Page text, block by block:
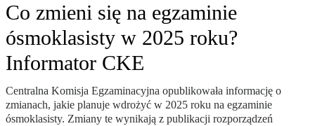
Co zmieni się na egzaminie
ósmoklasisty w 2025 roku?
Informator CKE
Centralna Komisja Egzaminacyjna opublikowała informację o
zmianach, jakie planuje wdrożyć w 2025 roku na egzaminie
ósmoklasisty. Zmiany te wynikają z publikacji rozporządzeń